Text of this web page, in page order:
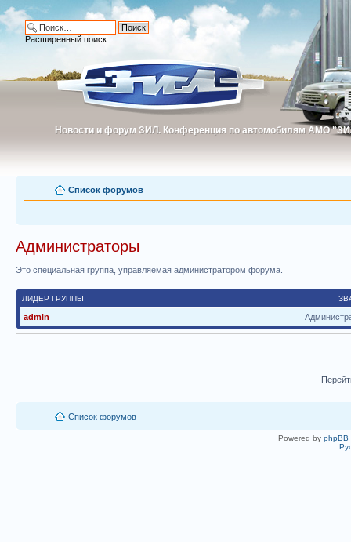
Новости и форум ЗИЛ. Конференция по автомобилям АМО
Новости и форум ЗИЛ. Конференция по автомобилям АМО
Расширенный поиск
Список форумов
Администраторы
Это специальная группа, управляемая администратором форума.
ЛИДЕР ГРУППЫ
admin
Список форумов
Powered by phpBB